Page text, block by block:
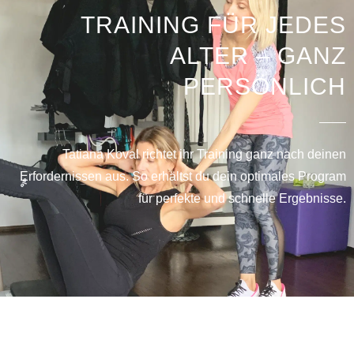
TRAINING FÜR JEDES
ALTER – GANZ
PERSÖNLICH
Tatiana Koval richtet ihr Training ganz nach deinen
Erfordernissen aus. So erhältst du dein optimales Program
für perfekte und schnelle Ergebnisse.